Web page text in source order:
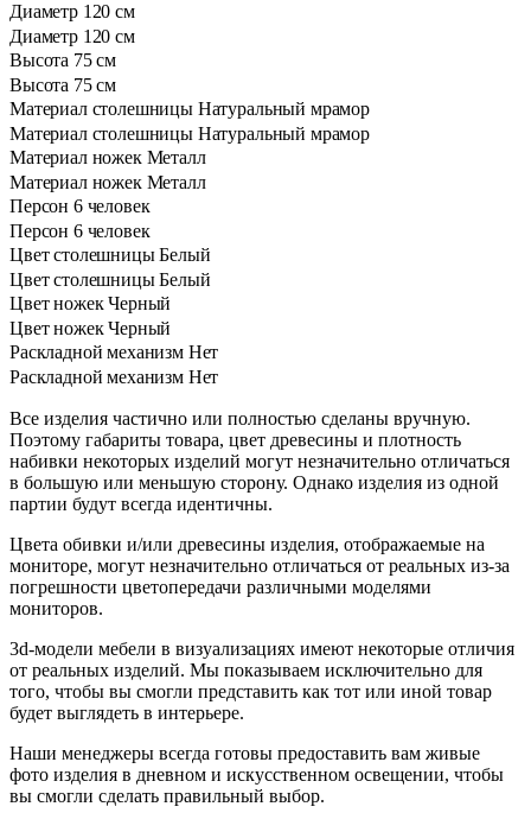
Диаметр 120 см
Диаметр 120 см
Высота 75 см
Высота 75 см
Материал столешницы Натуральный мрамор
Материал столешницы Натуральный мрамор
Материал ножек Металл
Материал ножек Металл
Персон 6 человек
Персон 6 человек
Цвет столешницы Белый
Цвет столешницы Белый
Цвет ножек Черный
Цвет ножек Черный
Раскладной механизм Нет
Раскладной механизм Нет
Все изделия частично или полностью сделаны вручную.
Поэтому габариты товара, цвет древесины и плотность
набивки некоторых изделий могут незначительно отличаться
в большую или меньшую сторону. Однако изделия из одной
партии будут всегда идентичны.
Цвета обивки и/или древесины изделия, отображаемые на
мониторе, могут незначительно отличаться от реальных из-за
погрешности цветопередачи различными моделями
мониторов.
3d-модели мебели в визуализациях имеют некоторые отличия
от реальных изделий. Мы показываем исключительно для
того, чтобы вы смогли представить как тот или иной товар
будет выглядеть в интерьере.
Наши менеджеры всегда готовы предоставить вам живые
фото изделия в дневном и искусственном освещении, чтобы
вы смогли сделать правильный выбор.